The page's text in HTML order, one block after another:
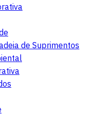
de Suprimentos